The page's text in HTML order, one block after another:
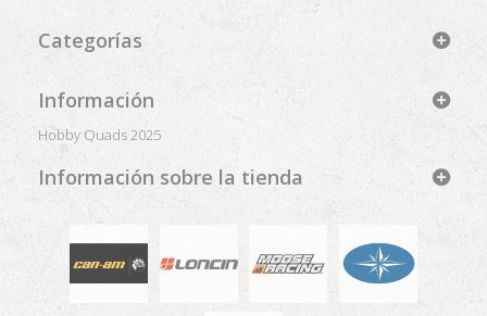
Categorías
Información
Hobby Quads 2025
Información sobre la tienda